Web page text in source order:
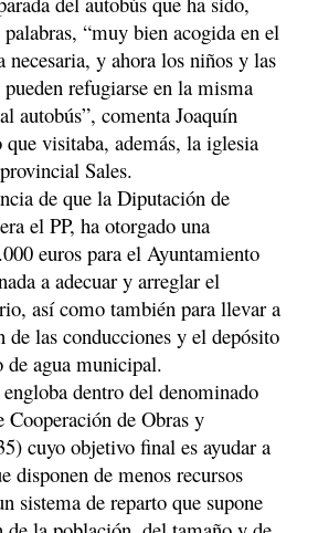
palabras, “muy bien acogida en el
necesaria, y ahora los niños y las
pueden refugiarse en la misma
autobús”, comenta Joaquín
visitaba, además, la iglesia
Sales.
de que la Diputación de
el PP, ha otorgado una
euros para el Ayuntamiento
a adecuar y arreglar el
así como también para llevar a
de las conducciones y el depósito
de agua municipal.
dentro del denominado
Cooperación de Obras y
cuyo objetivo final es ayudar a
disponen de menos recursos
sistema de reparto que supone